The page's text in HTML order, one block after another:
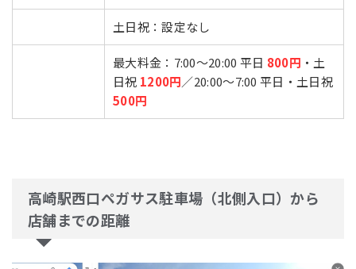
土日祝：設定なし
最大料金：7:00～20:00 平日 800円 ・土
日祝 1200円／20:00～7:00 平日・土日祝
500円
高崎駅西口ペガサス駐車場（北側入口）から
店舗までの距離